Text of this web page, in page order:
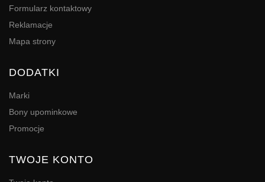
Formularz kontaktowy
Reklamacje
Mapa strony
DODATKI
Marki
Bony upominkowe
Promocje
TWOJE KONTO